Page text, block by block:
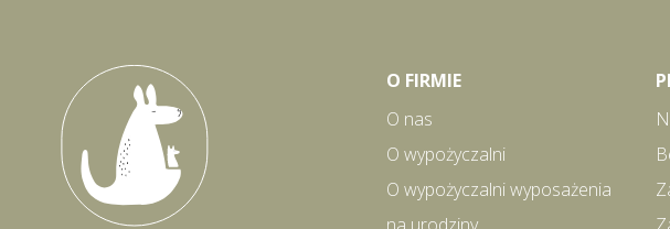
O FIRMIE
O nas
O wypożyczalni
O wypożyczalni wyposażenia